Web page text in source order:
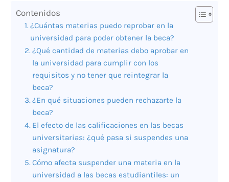
Contenidos
¿Cuántas materias puedo reprobar en la
universidad para poder obtener la beca?
¿Qué cantidad de materias debo aprobar en
la universidad para cumplir con los
requisitos y no tener que reintegrar la
beca?
¿En qué situaciones pueden rechazarte la
beca?
El efecto de las calificaciones en las becas
universitarias: ¿qué pasa si suspendes una
asignatura?
Cómo afecta suspender una materia en la
universidad a las becas estudiantiles: un